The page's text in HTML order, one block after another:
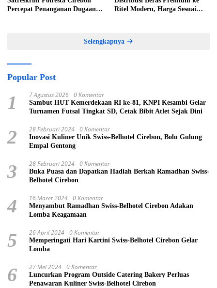
Percepat Penanganan Dugaan
Ritel Modern, Harga Sesuai
Selengkapnya
Popular Post
1 7 Agustus 2026 0 Komentar
Sambut HUT Kemerdekaan RI ke-81, KNPI Kesambi Gelar
Turnamen Futsal Tingkat SD, Cetak Bibit Atlet Sejak Dini
2 28 Februari 2024 0 Komentar
Inovasi Kuliner Unik Swiss-Belhotel Cirebon, Bolu Gulung
Empal Gentong
3 28 Februari 2024 0 Komentar
Buka Puasa dan Dapatkan Hadiah Berkah Ramadhan Swiss-
Belhotel Cirebon
4 16 Maret 2024 0 Komentar
Menyambut Ramadhan Swiss-Belhotel Cirebon Adakan
Lomba Keagamaan
5 26 April 2024 0 Komentar
Memperingati Hari Kartini Swiss-Belhotel Cirebon Gelar
Lomba
6 27 Mei 2024 0 Komentar
Luncurkan Program Outside Catering Bakery Perluas
Penawaran Kuliner Swiss-Belhotel Cirebon